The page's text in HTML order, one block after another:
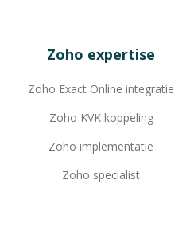
Zoho expertise
Zoho Exact Online integratie
Zoho KVK koppeling
Zoho implementatie
Zoho specialist